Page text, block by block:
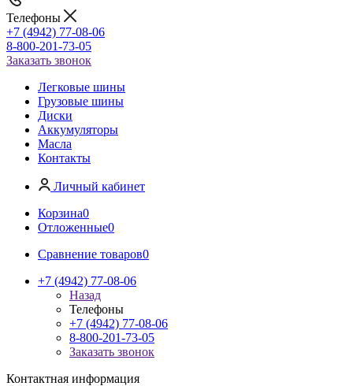
Телефоны
+7 (4942) 77-08-06
8-800-201-73-05
Заказать звонок
Легковые шины
Грузовые шины
Диски
Аккумуляторы
Масла
Контакты
Личный кабинет
Корзина0
Отложенные0
Сравнение товаров0
+7 (4942) 77-08-06
Назад
Телефоны
+7 (4942) 77-08-06
8-800-201-73-05
Заказать звонок
Контактная информация